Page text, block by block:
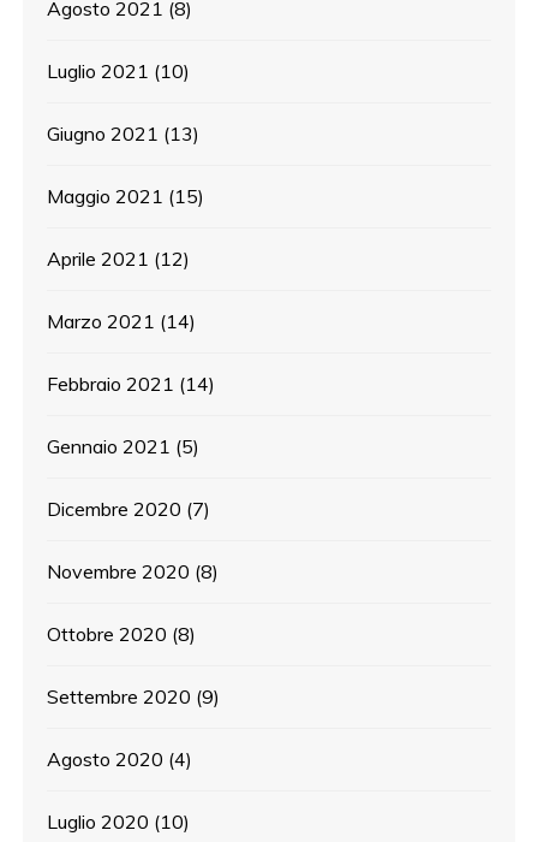
Agosto 2021 (8)
Luglio 2021 (10)
Giugno 2021 (13)
Maggio 2021 (15)
Aprile 2021 (12)
Marzo 2021 (14)
Febbraio 2021 (14)
Gennaio 2021 (5)
Dicembre 2020 (7)
Novembre 2020 (8)
Ottobre 2020 (8)
Settembre 2020 (9)
Agosto 2020 (4)
Luglio 2020 (10)